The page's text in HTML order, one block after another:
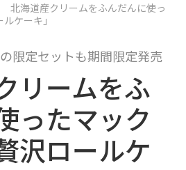
v
t
i
北海道産クリームをふんだんに使っ
ケーキ」
限定セットも期間限定発売
リームをふ
ったマック
沢ロールケ